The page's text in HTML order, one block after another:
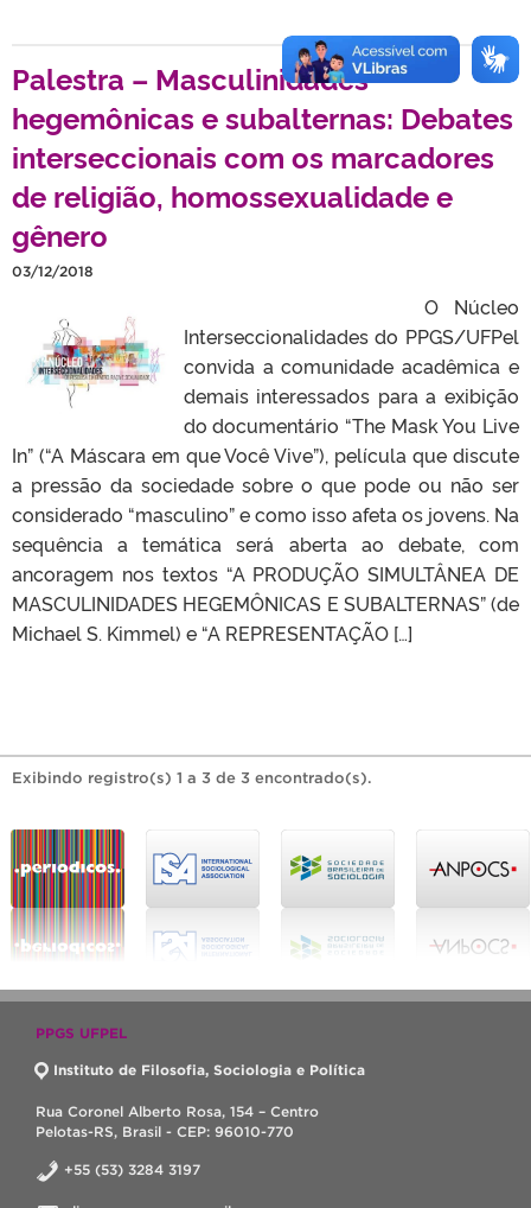
Palestra – Masculinidades
hegemônicas e subalternas: Debates
interseccionais com os marcadores
de religião, homossexualidade e
gênero
03/12/2018
O Núcleo
Interseccionalidades do PPGS/UFPel
convida a comunidade acadêmica e
demais interessados para a exibição
do documentário “The Mask You Live
In” (“A Máscara em que Você Vive”), película que discute
a pressão da sociedade sobre o que pode ou não ser
considerado “masculino” e como isso afeta os jovens. Na
sequência a temática será aberta ao debate, com
ancoragem nos textos “A PRODUÇÃO SIMULTÂNEA DE
MASCULINIDADES HEGEMÔNICAS E SUBALTERNAS” (de
Michael S. Kimmel) e “A REPRESENTAÇÃO […]
Exibindo registro(s) 1 a 3 de 3 encontrado(s).
PPGS UFPEL
Instituto de Filosofia, Sociologia e Política
Rua Coronel Alberto Rosa, 154 – Centro
Pelotas-RS, Brasil - CEP: 96010-770
+55 (53) 3284 3197